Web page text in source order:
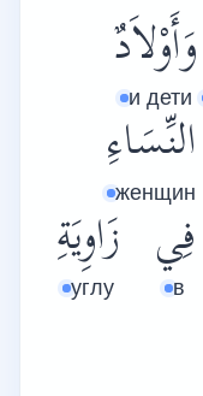
وَأَوْلاَدٌ
и дети
النِّسَاءِ
женщин
فِي
в
زَاوِيَةِ
углу